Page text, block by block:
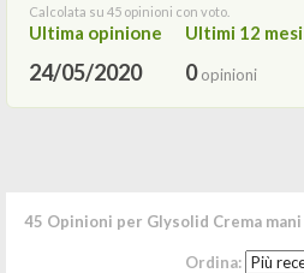
Calcolata su 45 opinioni con voto.
Ultima opinione
24/05/2020
Ultimi 12 mesi
0opinioni
45 Opinioni per Glysolid Crema mani
Ordina: